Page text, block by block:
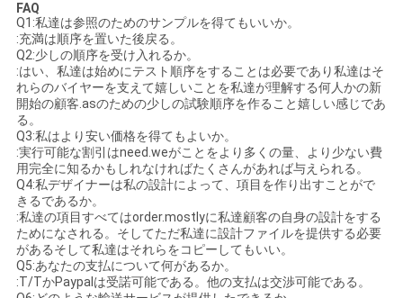
FAQ
Q1:私達は参照のためのサンプルを得てもいいか。
:充満は順序を置いた後戻る。
Q2:少しの順序を受け入れるか。
:はい、私達は始めにテスト順序をすることは必要であり私達はそ
れらのバイヤーを支えて嬉しいことを私達が理解する何人かの新
開始の顧客.asのための少しの試験順序を作ること嬉しい感じであ
る。
Q3:私はより安い価格を得てもよいか。
:実行可能な割引はneed.weがことをより多くの量、より少ない費
用完全に知るかもしれなければたくさんがあれば与えられる。
Q4:私デザイナーは私の設計によって、項目を作り出すことがで
きるであるか。
:私達の項目すべてはorder.mostlyに私達顧客の自身の設計をする
ためになされる。そしてただ私達に設計ファイルを提供する必要
があるそして私達はそれらをコピーしてもいい。
Q5:あなたの支払について何があるか。
:T/TかPaypalは受諾可能である。他の支払は交渉可能である。